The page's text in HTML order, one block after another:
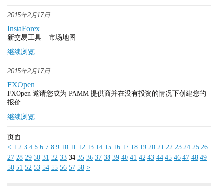
2015年2月17日
InstaForex
新交易工具 – 市场地图
继续浏览
2015年2月17日
FXOpen
FXOpen 邀请您成为 PAMM 提供商并在没有投资的情况下创建您的
报价
继续浏览
页面:
< 1 2 3 4 5 6 7 8 9 10 11 12 13 14 15 16 17 18 19 20 21 22 23 24 25 26
27 28 29 30 31 32 33 34 35 36 37 38 39 40 41 42 43 44 45 46 47 48 49
50 51 52 53 54 55 56 57 58 >